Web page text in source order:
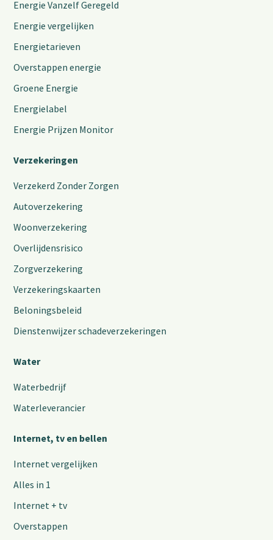
Energie Vanzelf Geregeld
Energie vergelijken
Energietarieven
Overstappen energie
Groene Energie
Energielabel
Energie Prijzen Monitor
Verzekeringen
Verzekerd Zonder Zorgen
Autoverzekering
Woonverzekering
Overlijdensrisico
Zorgverzekering
Verzekeringskaarten
Beloningsbeleid
Dienstenwijzer schadeverzekeringen
Water
Waterbedrijf
Waterleverancier
Internet, tv en bellen
Internet vergelijken
Alles in 1
Internet + tv
Overstappen